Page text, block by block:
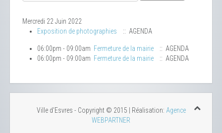
Mercredi 22 Juin 2022
Exposition de photographies
:: AGENDA
06:00pm - 09:00am Fermeture de la mairie
:: AGENDA
06:00pm - 09:00am Fermeture de la mairie :: AGENDA
Ville d'Esvres - Copyright © 2015 | Réalisation: Agence
WEBPARTNER